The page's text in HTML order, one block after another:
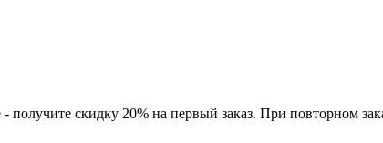
скидку 20% на первый заказ. При повторном